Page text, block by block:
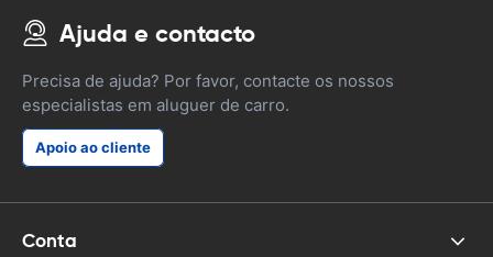
Ajuda e contacto
Precisa de ajuda? Por favor, contacte os nossos
especialistas em aluguer de carro.
Apoio ao cliente
Conta